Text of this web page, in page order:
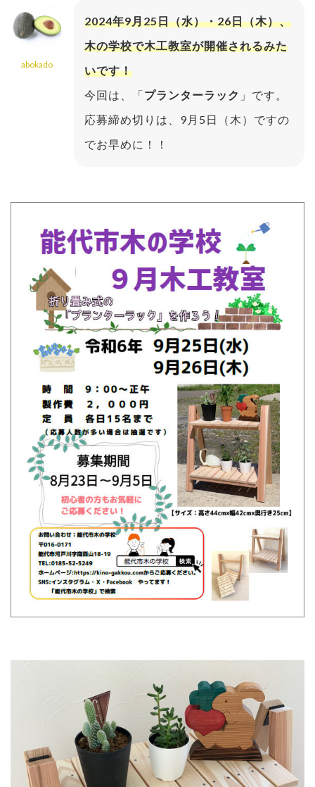
abokado
2024年9月25日（水）・26日（木）、
木の学校で木工教室が開催されるみた
いです！
今回は、「プランターラック 」です。
応募締め切りは、9月5日（木）ですの
でお早めに！！